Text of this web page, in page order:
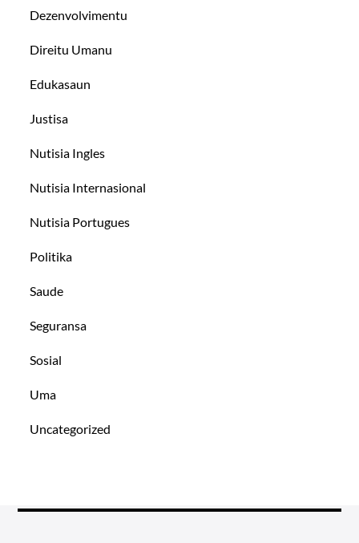
Dezenvolvimentu
Direitu Umanu
Edukasaun
Justisa
Nutisia Ingles
Nutisia Internasional
Nutisia Portugues
Politika
Saude
Seguransa
Sosial
Uma
Uncategorized